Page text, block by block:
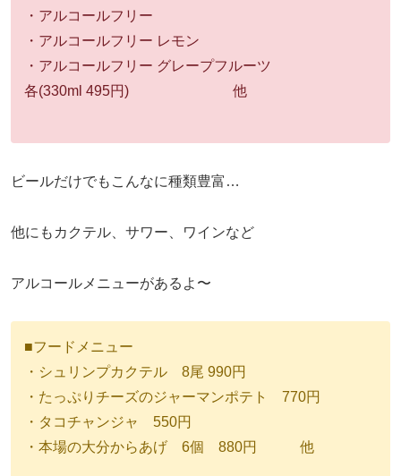
・アルコールフリー
・アルコールフリー レモン
・アルコールフリー グレープフルーツ
各(330ml 495円) 他
ビールだけでもこんなに種類豊富…
他にもカクテル、サワー、ワインなど
アルコールメニューがあるよ〜
■フードメニュー
・シュリンプカクテル 8尾 990円
・たっぷりチーズのジャーマンポテト 770円
・タコチャンジャ 550円
・本場の大分からあげ 6個 880円 他